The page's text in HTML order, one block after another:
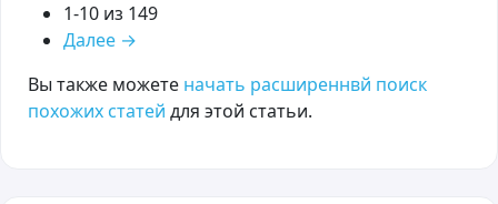
1-10 из 149
Далее →
Вы также можете начать расширеннвй поиск
похожих статей для этой статьи.